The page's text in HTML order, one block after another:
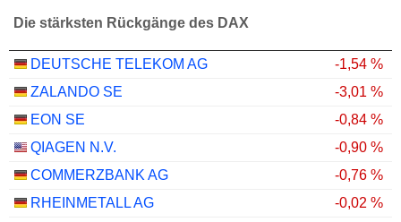
Die stärksten Rückgänge des DAX
DEUTSCHE TELEKOM AG
-1,54 %
ZALANDO SE
-3,01 %
EON SE
-0,84 %
QIAGEN N.V.
-0,90 %
COMMERZBANK AG
-0,76 %
RHEINMETALL AG
-0,02 %